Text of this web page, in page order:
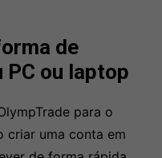
de
PC ou laptop
para o
criar uma conta em